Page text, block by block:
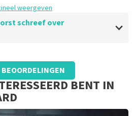
weergeven
schreef over
overTopTicketShop
weergeven
BEOORDELINGEN
BENT IN